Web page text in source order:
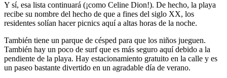
Y sí, esa lista continuará (¡como Celine Dion!). De hecho, la playa
recibe su nombre del hecho de que a fines del siglo XX, los
residentes solían hacer picnics aquí a altas horas de la noche.
También tiene un parque de césped para que los niños jueguen.
También hay un poco de surf que es más seguro aquí debido a la
pendiente de la playa. Hay estacionamiento gratuito en la calle y es
un paseo bastante divertido en un agradable día de verano.